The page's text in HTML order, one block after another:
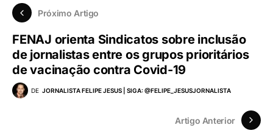
Próximo Artigo
FENAJ orienta Sindicatos sobre inclusão
de jornalistas entre os grupos prioritários
de vacinação contra Covid-19
DE JORNALISTA FELIPE JESUS | SIGA: @FELIPE_JESUSJORNALISTA
Artigo Anterior